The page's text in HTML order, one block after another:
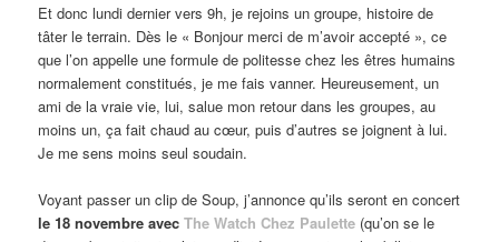
Et donc lundi dernier vers 9h, je rejoins un groupe, histoire de
tâter le terrain. Dès le « Bonjour merci de m’avoir accepté », ce
que l’on appelle une formule de politesse chez les êtres humains
normalement constitués, je me fais vanner. Heureusement, un
ami de la vraie vie, lui, salue mon retour dans les groupes, au
moins un, ça fait chaud au cœur, puis d’autres se joignent à lui.
Je me sens moins seul soudain.
Voyant passer un clip de Soup, j’annonce qu’ils seront en concert
le 18 novembre avecThe Watch Chez Paulette (qu’on se le